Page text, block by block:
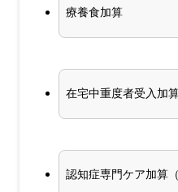
療養食加算
在宅中重度者受入加
認知症専門ケア加算